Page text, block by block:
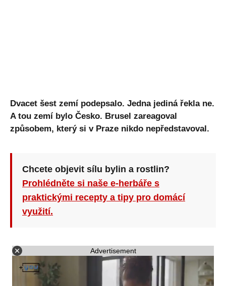
Dvacet šest zemí podepsalo. Jedna jediná řekla ne.
A tou zemí bylo Česko. Brusel zareagoval
způsobem, který si v Praze nikdo nepředstavoval.
Chcete objevit sílu bylin a rostlin?
Prohlédněte si naše e-herbáře s
praktickými recepty a tipy pro domácí
využití.
Advertisement